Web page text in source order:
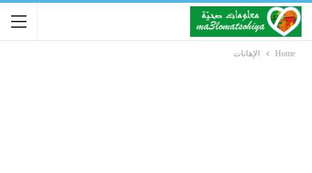
Home الإهانات